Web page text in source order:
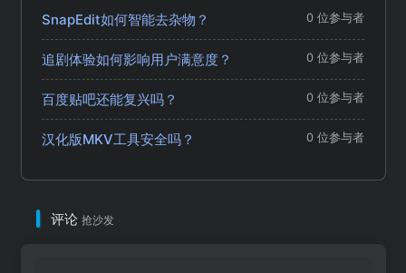
SnapEdit如何智能去杂物？ 0 位参与者
追剧体验如何影响用户满意度？ 0 位参与者
百度贴吧还能复兴吗？ 0 位参与者
汉化版MKV工具安全吗？ 0 位参与者
评论 抢沙发